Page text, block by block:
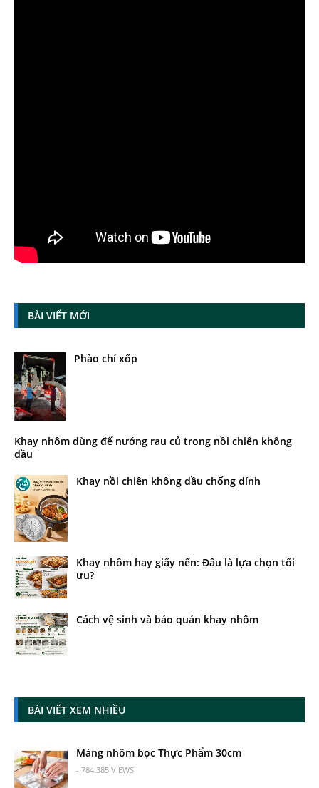
BÀI VIẾT MỚI
Phào chỉ xốp
Khay nhôm dùng để nướng rau củ trong nồi chiên không
dầu
Khay nồi chiên không dầu chống dính
Khay nhôm hay giấy nến: Đâu là lựa chọn tối
ưu?
Cách vệ sinh và bảo quản khay nhôm
BÀI VIẾT XEM NHIỀU
Màng nhôm bọc Thực Phẩm 30cm
- 784.385 VIEWS